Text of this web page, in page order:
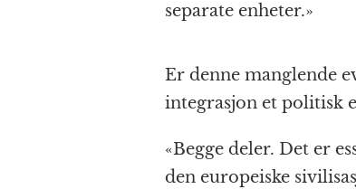
separate enheter.»
Er denne manglende
integrasjon et politisk
«Begge deler. Det er
den europeiske